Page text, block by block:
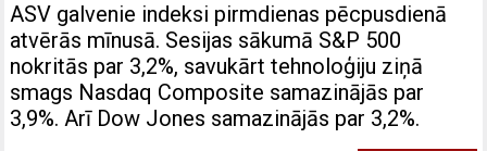
ASV galvenie indeksi pirmdienas pēcpusdienā
atvērās mīnusā. Sesijas sākumā S&P 500
nokritās par 3,2%, savukārt tehnoloģiju ziņā
smags Nasdaq Composite samazinājās par
3,9%. Arī Dow Jones samazinājās par 3,2%.